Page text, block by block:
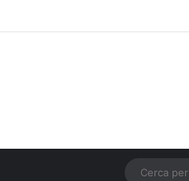
a parità di tariffa